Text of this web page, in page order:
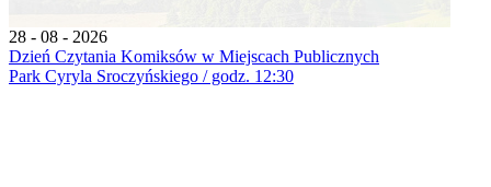
28 - 08 - 2026
Dzień Czytania Komiksów w Miejscach Publicznych
Park Cyryla Sroczyńskiego / godz. 12:30